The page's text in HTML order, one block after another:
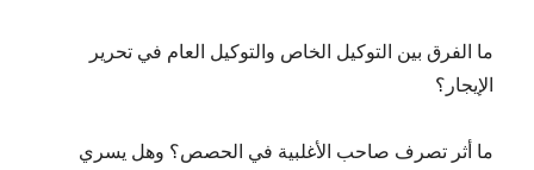
ما الفرق بين التوكيل الخاص والتوكيل العام في تحرير
الإيجار؟
ما أثر تصرف صاحب الأغلبية في الحصص؟ وهل يسري